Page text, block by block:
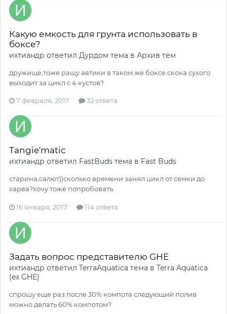
Какую емкость для грунта использовать в
боксе?
ихтиандр ответил Дурдом тема в Архив тем
дружище,тоже ращу автики в таком же боксе.скока сухого
выходит за цикл с 4 кустов?
7 февраля, 2017 32 ответа
Tangie'matic
ихтиандр ответил FastBuds тема в Fast Buds
старина,салют))сколько времени занял цикл от семки до
харва?хочу тоже попробовать.
16 января, 2017 114 ответа
Задать вопрос представителю GHE
ихтиандр ответил TerraAquatica тема в Terra Aquatica
(ex GHE)
спрошу еще раз.после 30% компота следующий полив
можно делать 60% компотом?